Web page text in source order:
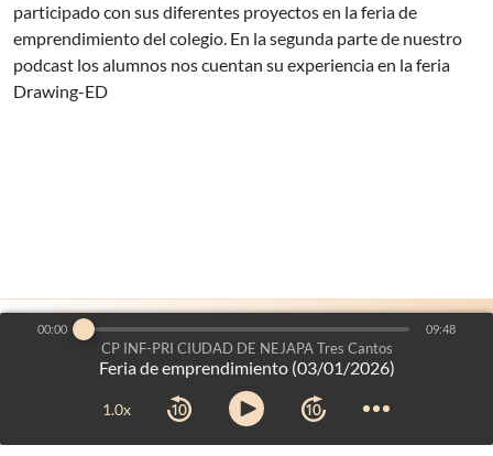
CP INF-PRI CIUDAD DE NEJAPA Tres Cantos
Feria de emprendimiento (03/01/2026)
1.0x
00:00 09:48
participado con sus diferentes proyectos en la feria de
emprendimiento del colegio. En la segunda parte de nuestro
podcast los alumnos nos cuentan su experiencia en la feria
Drawing-ED
©2026- Voces del Aulaes un proyecto de:
Dirección General de Bilingüismo y Calidad de la Enseñanza
Consejería de Educación, Ciencia y Universidades
de Madrid